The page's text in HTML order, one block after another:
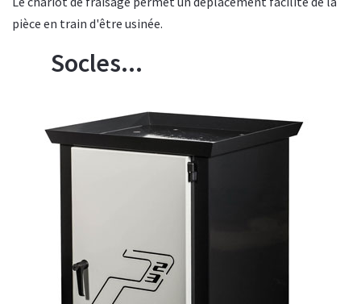
pièce en train d'être usinée.
Socles...